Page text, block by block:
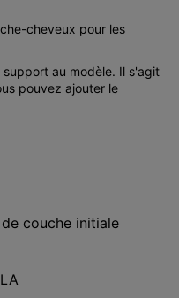
cheveux pour les
au modèle. Il s'agit
pouvez ajouter le
couche initiale